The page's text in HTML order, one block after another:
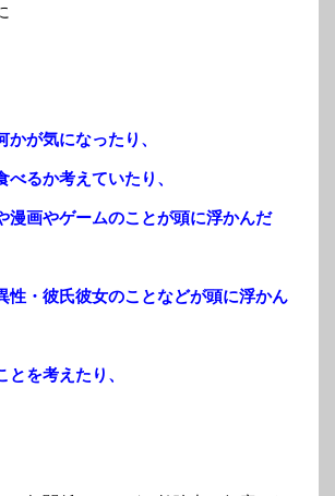
が気になったり、
るか考えていたり、
漫画やゲームのことが頭に浮かんだ
性・彼氏彼女のことなどが頭に浮かん
を考えたり、